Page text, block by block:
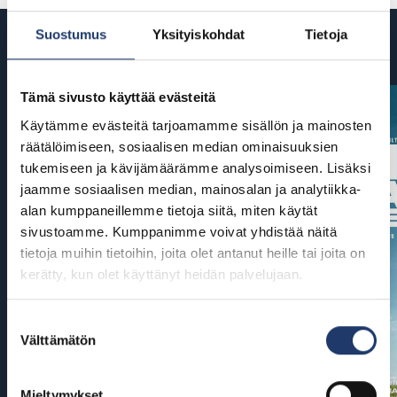
Suostumus Yksityiskohdat Tietoja
Tämä sivusto käyttää evästeitä
Käytämme evästeitä tarjoamamme sisällön ja mainosten
räätälöimiseen, sosiaalisen median ominaisuuksien
tukemiseen ja kävijämäärämme analysoimiseen. Lisäksi
jaamme sosiaalisen median, mainosalan ja analytiikka-
alan kumppaneillemme tietoja siitä, miten käytät
sivustoamme. Kumppanimme voivat yhdistää näitä
tietoja muihin tietoihin, joita olet antanut heille tai joita on
kerätty, kun olet käyttänyt heidän palvelujaan.
valinta
Välttämätön